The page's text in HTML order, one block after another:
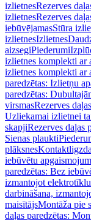
izlietnesRezerves
izlietnesRezerves
iebūvējamasStūra
izlietnesIzlietnes
aizsegiPiederumi
izlietnes komplekti ar
izlietnes komplekti ar
paredzētas: Izlietņu
paredzētas:
virsmasRezerves
Uzliekamai izlietnei
skapjiRezerves daļas
Sienas plaukti
plāksnes
iebūvētu
paredzētas: Bez
izmantojot elektrotīklu
darbināšana,
maisītājsMontāža pie
daļas paredzētas: